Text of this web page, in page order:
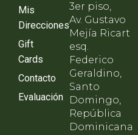
Mis
Direcciones
Gift
Cards
Contacto
Evaluación
3er piso,
Av. Gustavo
Mejía Ricart
esq.
Federico
Geraldino,
Santo
Domingo,
República
Dominicana